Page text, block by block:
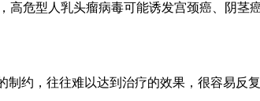
危型人乳头瘤病毒可能诱发宫颈癌、阴
约，往往难以达到治疗的效果，很容易反